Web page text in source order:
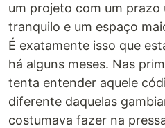
um projeto com um prazo
tranquilo e um espaço
É exatamente isso que
há alguns meses. Nas
tenta entender aquele
diferente daquelas
costumava fazer na